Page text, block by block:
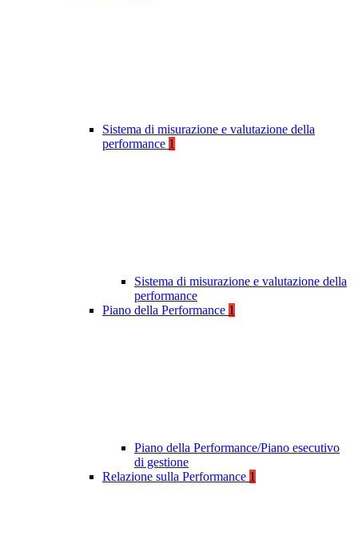
Sistema di misurazione e valutazione della
performance 1
Sistema di misurazione e valutazione della
performance
Piano della Performance 1
Piano della Performance/Piano esecutivo
di gestione
Relazione sulla Performance 1